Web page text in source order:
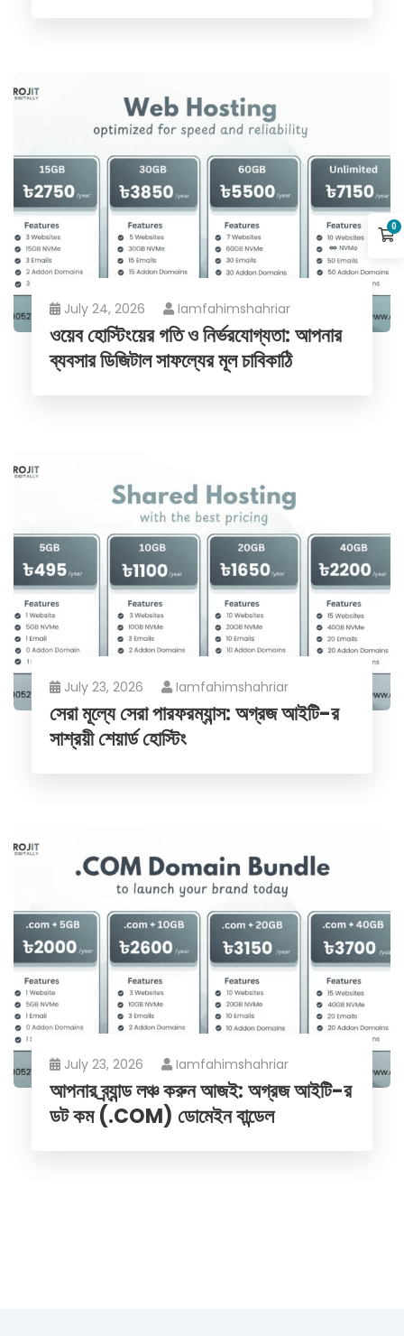
July 24, 2026 Iamfahimshahriar
ওয়েব হোস্টিংয়ের গতি ও নির্ভরযোগ্যতা: আপনার
ব্যবসার ডিজিটাল সাফল্যের মূল চাবিকাঠি
July 23, 2026 Iamfahimshahriar
সেরা মূল্যে সেরা পারফরম্যান্স: অগ্রজ আইটি-র
সাশ্রয়ী শেয়ার্ড হোস্টিং
July 23, 2026 Iamfahimshahriar
আপনার ব্র্যান্ড লঞ্চ করুন আজই: অগ্রজ আইটি-র
ডট কম (.COM) ডোমেইন বান্ডেল
0